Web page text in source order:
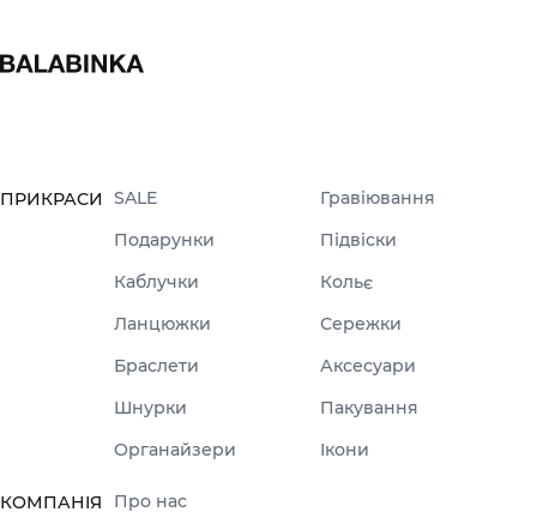
ПРИКРАСИ SALE
Гравіювання
Подарунки
Підвіски
Каблучки
Кольє
Ланцюжки
Сережки
Браслети
Аксесуари
Шнурки
Пакування
Органайзери
Ікони
КОМПАНІЯ
Про нас